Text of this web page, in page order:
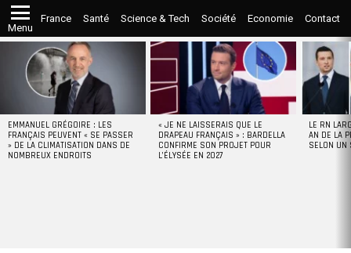
Menu
France Santé Science & Tech Société Economie Contact
STORIES
EMMANUEL GRÉGOIRE : LES
FRANÇAIS PEUVENT « SE PASSER
» DE LA CLIMATISATION DANS DE
NOMBREUX ENDROITS
« JE NE LAISSERAIS QUE LE
DRAPEAU FRANÇAIS » : BARDELLA
CONFIRME SON PROJET POUR
L’ÉLYSÉE EN 2027
LE RN
AN DE LA
SELON UN